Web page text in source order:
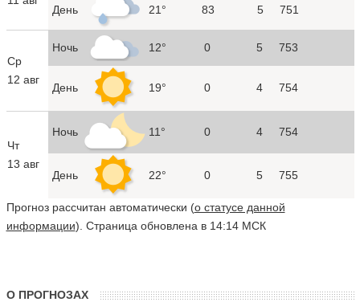
День 21° 83 5 751
Ср
12 авг
Ночь 12° 0 5 753
День 19° 0 4 754
Чт
13 авг
Ночь 11° 0 4 754
День 22° 0 5 755
Прогноз рассчитан автоматически (о статусе данной
информации). Страница обновлена в 14:14 МСК
О ПРОГНОЗАХ